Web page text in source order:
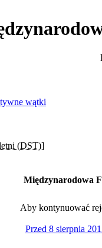
wątki
(DST)]
Międzynarodowa
Aby kontynuować
Przed 8 sierpnia